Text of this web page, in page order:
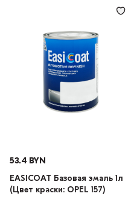
53.4 BYN
EASICOAT Базовая эмаль 1л
(Цвет краски: OPEL 157)